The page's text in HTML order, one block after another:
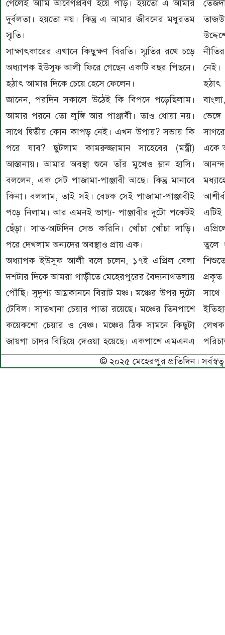
গেলেই আমি আবেগপ্রবণ হয়ে পড়ি। হয়তো এ আমার
দুর্বলতা। হয়তো নয়। কিন্তু এ আমার জীবনের মধুরতম
স্মৃতি।
সাক্ষাৎকারের এখানে কিছুক্ষণ বিরতি। স্মৃতির রথে চড়ে
অধ্যাপক ইউসুফ আলী ফিরে গেছেন একটি বছর পিছনে।
হঠাৎ আমার দিকে চেয়ে হেসে ফেলেন।
জানেন, পরদিন সকালে উঠেই কি বিপদে পড়েছিলাম।
আমার পরনে তো লুঙ্গি আর পাঞ্জাবী। তাও ধোয়া নয়।
সাথে দ্বিতীয় কোন কাপড় নেই। এখন উপায়? সভায় কি
পরে যাব? ছুটলাম কামরুজ্জামান সাহেবের (মন্ত্রী)
আস্তানায়। আমার অবস্থা শুনে তাঁর মুখেও ম্লান হাসি।
বললেন, এক সেট পাজামা-পাঞ্জাবী আছে। কিন্তু মানাবে
কিনা। বললাম, তাই সই। বেঢক সেই পাজামা-পাঞ্জাবীই
পড়ে নিলাম। আর এমনই ভাগ্য- পাঞ্জাবীর দুটো পকেটই
ছেঁড়া। সাত-আটদিন সেভ করিনি। খোঁচা খোঁচা দাড়ি।
পরে দেখলাম অন্যদের অবস্থাও প্রায় এক।
অধ্যাপক ইউসুফ আলী বলে চলেন, ১৭ই এপ্রিল বেলা
দশটার দিকে আমরা গাড়ীতে মেহেরপুরের বৈদ্যনাথতলায়
পৌঁছি। সুদৃশ্য আম্রকাননে বিরাট মঞ্চ। মঞ্চের উপর দুটো
টেবিল। সাতখানা চেয়ার পাতা রয়েছে। মঞ্চের তিনপাশে
কয়েকশো চেয়ার ও বেঞ্চ। মঞ্চের ঠিক সামনে কিছুটা
জায়গা চাদর বিছিয়ে দেওয়া হয়েছে। একপাশে এমএনএ
নেই।
হঠাৎ
একে
তুলে
© ২০২৫ মেহেরপুর প্রতিদিন। সর্বস্বত্ব